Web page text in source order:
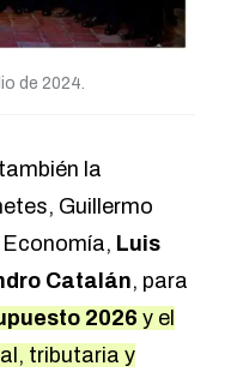
de 2024.
la
Guillermo
Luis
Catalán, para
2026 y el
tributaria y